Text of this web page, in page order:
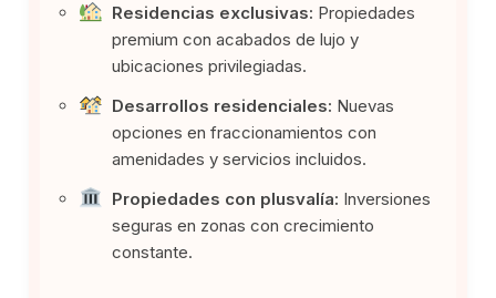
Residencias exclusivas: Propiedades
premium con acabados de lujo y
ubicaciones privilegiadas.
Desarrollos residenciales: Nuevas
opciones en fraccionamientos con
amenidades y servicios incluidos.
Propiedades con plusvalía: Inversiones
seguras en zonas con crecimiento
constante.